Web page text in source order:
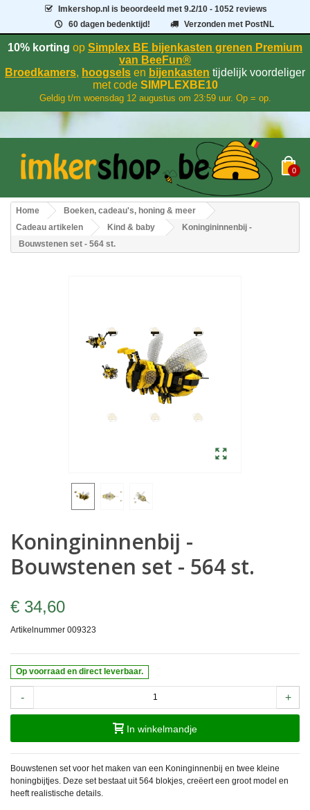
Imkershop.nl is beoordeeld met9.2/10 - 1052 reviews
60 dagen bedenktijd!
Verzonden met PostNL
10% korting op Simplex BE bijenkasten grenen Premium
van BeeFun®
Broedkamers, hoogsels en bijenkasten tijdelijk voordeliger
met codeSIMPLEXBE10
Geldig t/m woensdag 12 augustus om 23:59 uur. Op = op.
0
Home
Boeken, cadeau's, honing & meer
Cadeau artikelen
Kind & baby
Koningininnenbij -
Bouwstenen set - 564 st.
Koningininnenbij -
Bouwstenen set - 564 st.
€ 34,60
Artikelnummer 009323
Op voorraad en direct leverbaar.
- +
In winkelmandje
Bouwstenen set voor het maken van een Koninginnenbij en twee kleine
honingbijtjes. Deze set bestaat uit 564 blokjes, creëert een groot model en
heeft realistische details.